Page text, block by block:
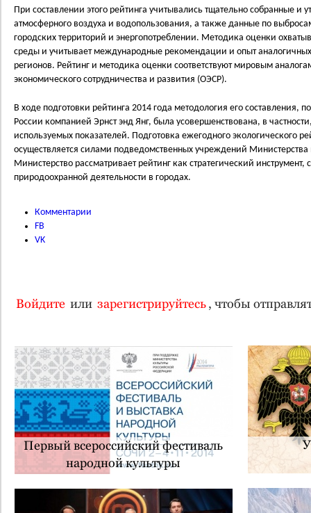
При составлении этого рейтинга учитывались тщательно собранные и
атмосферного воздуха и водопользования, а также данные по
городских территорий и энергопотреблении. Методика оценки
среды и учитывает международные рекомендации и опыт аналогичных
регионов. Рейтинг и методика оценки соответствуют мировым
экономического сотрудничества и развития (ОЭСР).
В ходе подготовки рейтинга 2014 года методология его составления,
России компанией Эрнст энд Янг, была усовершенствована, в
используемых показателей. Подготовка ежегодного экологического
осуществляется силами подведомственных учреждений
Министерство рассматривает рейтинг как стратегический
природоохранной деятельности в городах.
Комментарии
FB
VK
Войдите или зарегистрируйтесь, чтобы
Первый всероссийский фестиваль
народной культуры